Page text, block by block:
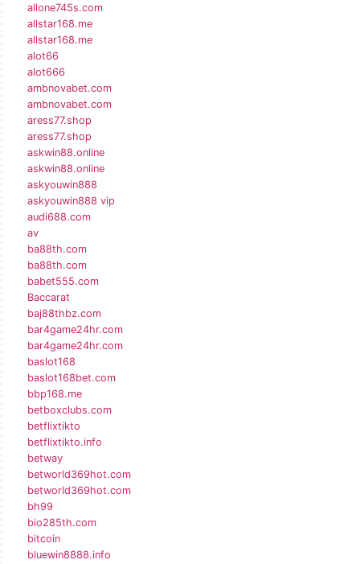
allone745s.com
allstar168.me
allstar168.me
alot66
alot666
ambnovabet.com
ambnovabet.com
aress77.shop
aress77.shop
askwin88.online
askwin88.online
askyouwin888
askyouwin888 vip
audi688.com
av
ba88th.com
ba88th.com
babet555.com
Baccarat
baj88thbz.com
bar4game24hr.com
bar4game24hr.com
baslot168
baslot168bet.com
bbp168.me
betboxclubs.com
betflixtikto
betflixtikto.info
betway
betworld369hot.com
betworld369hot.com
bh99
bio285th.com
bitcoin
bluewin8888.info